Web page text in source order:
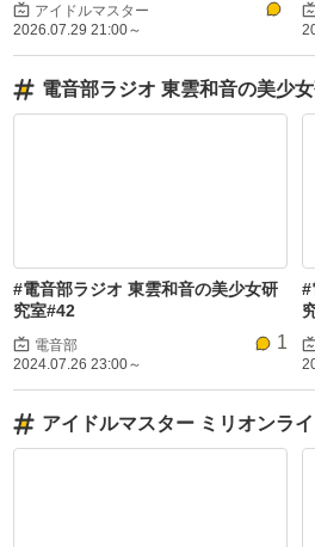
アイドルマスター
2026.07.29 21:00～
電音部ラジオ 東雲和音の美少
#電音部ラジオ 東雲和音の美少女研
究室#42
電音部 1
2024.07.26 23:00～
#
アイドルマスター ミリオンラ